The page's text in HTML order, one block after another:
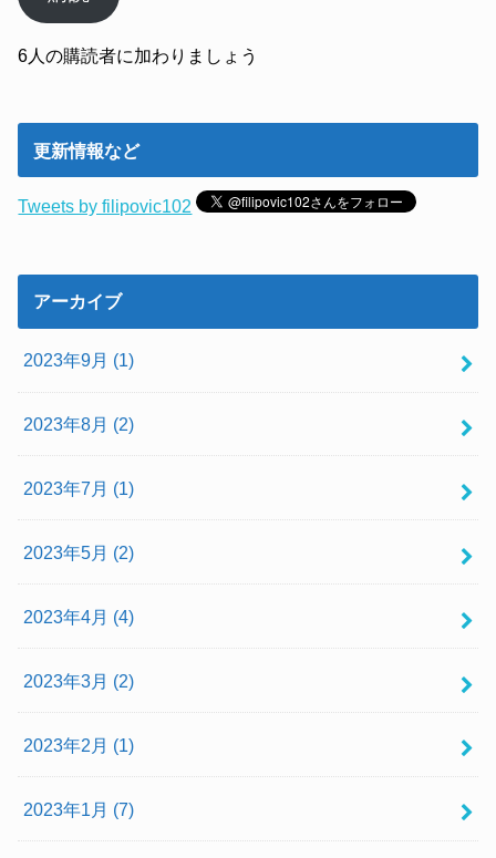
ド
ス
6人の購読者に加わりましょう
更新情報など
Tweets by filipovic102
アーカイブ
2023年9月 (1)
2023年8月 (2)
2023年7月 (1)
2023年5月 (2)
2023年4月 (4)
2023年3月 (2)
2023年2月 (1)
2023年1月 (7)